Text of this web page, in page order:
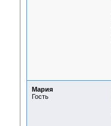
Мария
Гость